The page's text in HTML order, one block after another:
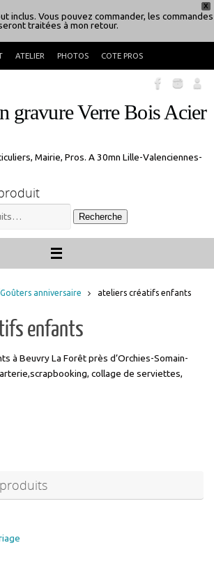
X
inclus. Vous pouvez commander, les commandes
traitées à mon retour.
ATELIER PHOTOS COTE PROS
gravure Verre Bois Acier
Mairie, Pros. A 30mn Lille-Valenciennes-
Recherche
anniversaire ateliers créatifs enfants
enfants
à Beuvry La Forêt près d’Orchies-Somain-
collage de serviettes,